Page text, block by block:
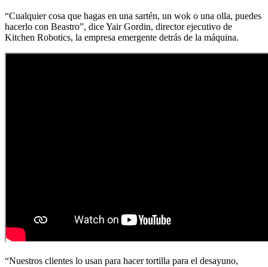
“Cualquier cosa que hagas en una sartén, un wok o una olla, puedes
hacerlo con Beastro”, dice Yair Gordin, director ejecutivo de
Kitchen Robotics, la empresa emergente detrás de la máquina.
“Nuestros clientes lo usan para hacer tortilla para el desayuno,